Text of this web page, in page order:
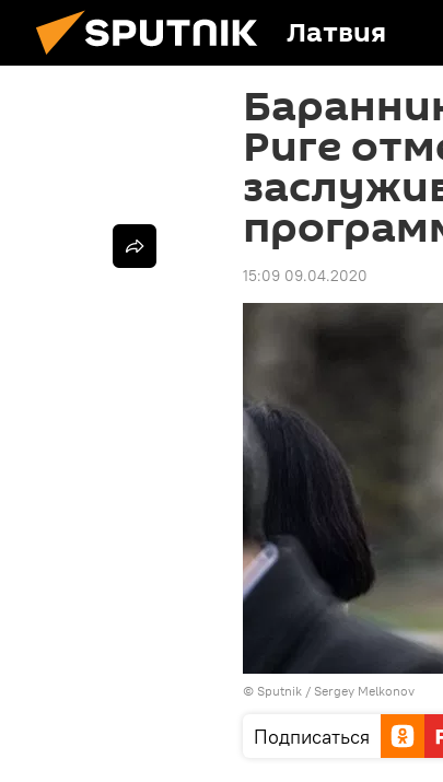
Латвия
Риге
15:09 09.04.2020
© Sputnik / Sergey Melkonov
Подписаться